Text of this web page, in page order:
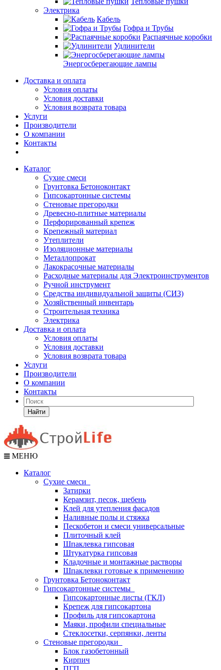
Электрика
Кабель
Гофра и Трубы
Распаячные коробки
Удлинители
Энергосберегающие лампы
Доставка и оплата
Условия оплаты
Условия доставки
Условия возврата товара
Услуги
Производители
О компании
Контакты
Каталог
Сухие смеси
Грунтовка Бетоноконтакт
Гипсокартонные системы
Стеновые прегородки
Древесно-плитные материалы
Перфорированный крепеж
Крепежный материал
Утеплители
Изоляционные материалы
Металлопрокат
Лакокрасочные материалы
Расходные материалы для Электроинструментов
Ручной инструмент
Средства индивидуальной защиты (СИЗ)
Хозяйственный инвентарь
Строительная техника
Электрика
Доставка и оплата
Условия оплаты
Условия доставки
Условия возврата товара
Услуги
Производители
О компании
Контакты
Найти
МЕНЮ
Каталог
Сухие смеси
Затирки
Керамзит, песок, щебень
Клей для утепления фасадов
Наливные полы и стяжка
Пескобетон и смеси универсальные
Плиточный клей
Шпаклевка гипсовая
Штукатурка гипсовая
Кладочные и монтажные растворы
Шпаклевки готовые к применению
Грунтовка Бетоноконтакт
Гипсокартонные системы
Гипсокартонные листы (ГКЛ)
Крепеж для гипсокартона
Профиль для гипсокартона
Маяки, профили специальные
Стеклосетки, серпянки, ленты
Стеновые прегородки
Блок газобетонный
Кирпич